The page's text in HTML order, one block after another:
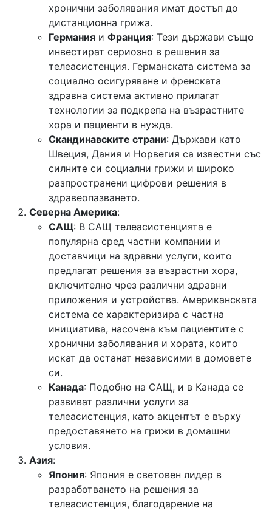
хронични заболявания имат достъп до
дистанционна грижа.
Германия и Франция: Тези държави също
инвестират сериозно в решения за
телеасистенция. Германската система за
социално осигуряване и френската
здравна система активно прилагат
технологии за подкрепа на възрастните
хора и пациенти в нужда.
Скандинавските страни: Държави като
Швеция, Дания и Норвегия са известни със
силните си социални грижи и широко
разпространени цифрови решения в
здравеопазването.
Северна Америка:
САЩ: В САЩ телеасистенцията е
популярна сред частни компании и
доставчици на здравни услуги, които
предлагат решения за възрастни хора,
включително чрез различни здравни
приложения и устройства. Американската
система се характеризира с частна
инициатива, насочена към пациентите с
хронични заболявания и хората, които
искат да останат независими в домовете
си.
Канада: Подобно на САЩ, и в Канада се
развиват различни услуги за
телеасистенция, като акцентът е върху
предоставянето на грижи в домашни
условия.
Азия:
Япония: Япония е световен лидер в
разработването на решения за
телеасистенция, благодарение на